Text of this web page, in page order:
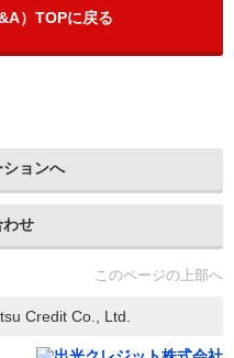
）TOPに戻る
ョンへ
わせ
このページの上部へ